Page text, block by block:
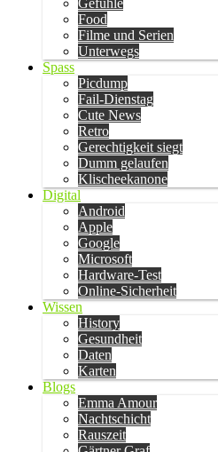
Gefühle
Food
Filme und Serien
Unterwegs
Spass
Picdump
Fail-Dienstag
Cute News
Retro
Gerechtigkeit siegt
Dumm gelaufen
Klischeekanone
Digital
Android
Apple
Google
Microsoft
Hardware-Test
Online-Sicherheit
Wissen
History
Gesundheit
Daten
Karten
Blogs
Emma Amour
Nachtschicht
Rauszeit